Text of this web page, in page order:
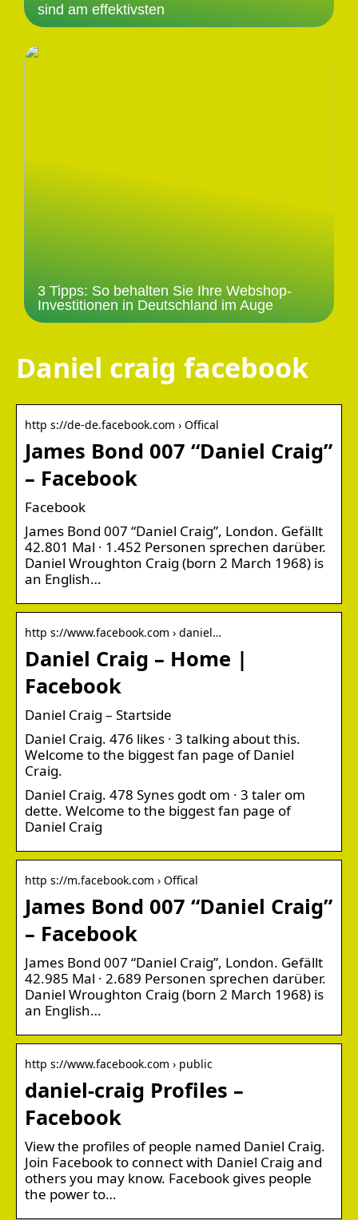
sind am effektivsten
3 Tipps: So behalten Sie Ihre Webshop-
Investitionen in Deutschland im Auge
Daniel craig facebook
http s://de-de.facebook.com › Offical
James Bond 007 “Daniel Craig”
– Facebook
Facebook
James Bond 007 “Daniel Craig”, London. Gefällt
42.801 Mal · 1.452 Personen sprechen darüber.
Daniel Wroughton Craig (born 2 March 1968) is
an English…
http s://www.facebook.com › daniel…
Daniel Craig – Home |
Facebook
Daniel Craig – Startside
Daniel Craig. 476 likes · 3 talking about this.
Welcome to the biggest fan page of Daniel
Craig.
Daniel Craig. 478 Synes godt om · 3 taler om
dette. Welcome to the biggest fan page of
Daniel Craig
http s://m.facebook.com › Offical
James Bond 007 “Daniel Craig”
– Facebook
James Bond 007 “Daniel Craig”, London. Gefällt
42.985 Mal · 2.689 Personen sprechen darüber.
Daniel Wroughton Craig (born 2 March 1968) is
an English…
http s://www.facebook.com › public
daniel-craig Profiles –
Facebook
View the profiles of people named Daniel Craig.
Join Facebook to connect with Daniel Craig and
others you may know. Facebook gives people
the power to…